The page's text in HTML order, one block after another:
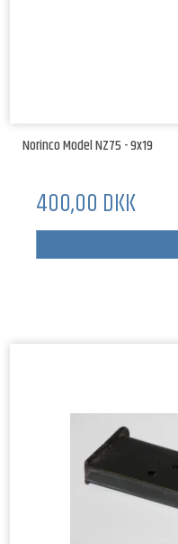
Norinco Model NZ75 - 9x19
400,00 DKK